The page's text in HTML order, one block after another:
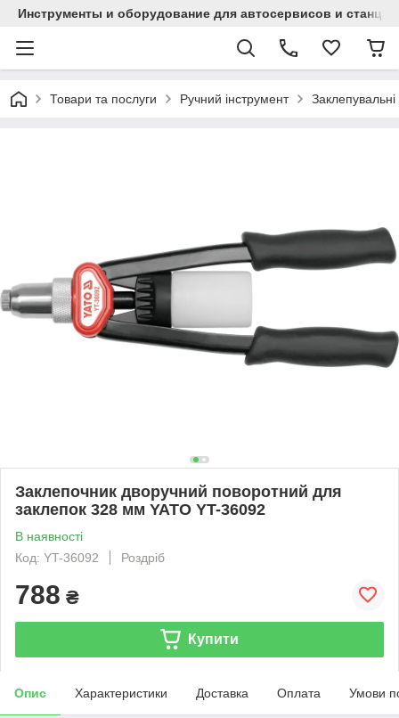
Инструменты и оборудование для автосервисов и
Товари та послуги Ручний інструмент Заклепувальні
Заклепочник дворучний поворотний для
заклепок 328 мм YATO YT-36092
В наявності
Код: YT-36092
Роздріб
788 ₴
Купити
Опис Характеристики Доставка Оплата Умови